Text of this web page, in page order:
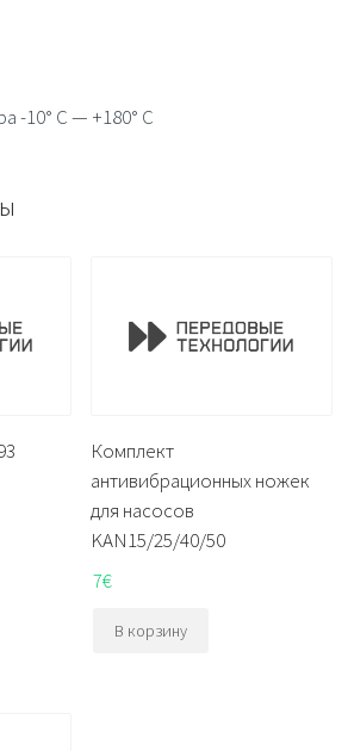
-10° C — +180° C
Комплект
антивибрационных ножек
для насосов
KAN15/25/40/50
7€
В корзину